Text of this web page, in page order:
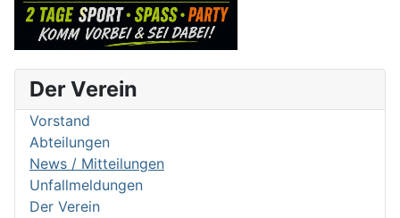
Der Verein
Vorstand
Abteilungen
News / Mitteilungen
Unfallmeldungen
Der Verein